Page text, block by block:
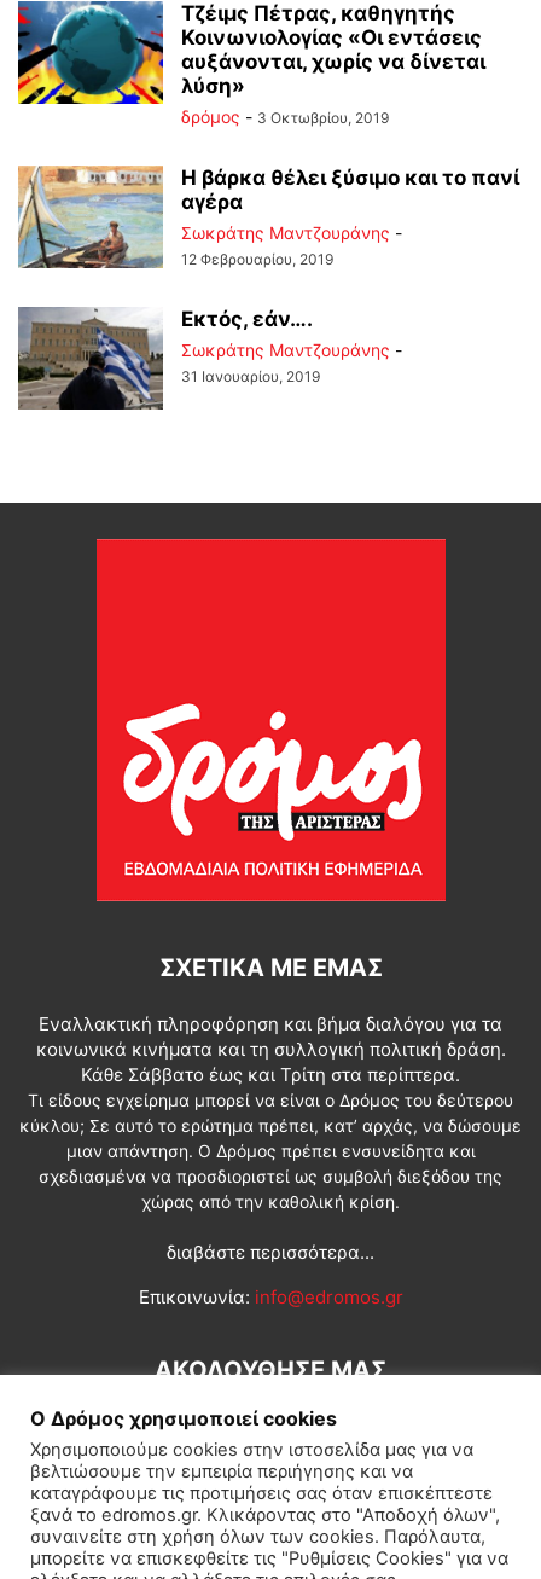
Τζέιμς Πέτρας, καθηγητής
Κοινωνιολογίας «Οι εντάσεις
αυξάνονται, χωρίς να δίνεται
λύση»
δρόμος - 3 Οκτωβρίου, 2019
Η βάρκα θέλει ξύσιμο και το πανί
αγέρα
Σωκράτης Μαντζουράνης -
12 Φεβρουαρίου, 2019
Εκτός, εάν….
Σωκράτης Μαντζουράνης -
31 Ιανουαρίου, 2019
ΣΧΕΤΙΚΆ ΜΕ ΕΜΆΣ
Εναλλακτική πληροφόρηση και βήμα διαλόγου για τα
κοινωνικά κινήματα και τη συλλογική πολιτική δράση.
Κάθε Σάββατο έως και Τρίτη στα περίπτερα.
Τι είδους εγχείρημα μπορεί να είναι ο Δρόμος του δεύτερου
κύκλου; Σε αυτό το ερώτημα πρέπει, κατ’ αρχάς, να δώσουμε
μιαν απάντηση. Ο Δρόμος πρέπει ενσυνείδητα και
σχεδιασμένα να προσδιοριστεί ως συμβολή διεξόδου της
χώρας από την καθολική κρίση.
διαβάστε περισσότερα...
Επικοινωνία: info@edromos.gr
ΑΚΟΛΟΥΘΗΣΕ ΜΑΣ
Εγγραφή συνδρομητή Πολιτική Διεθνή Κοινωνία
Ο Δρόμος χρησιμοποιεί cookies
Χρησιμοποιούμε cookies στην ιστοσελίδα μας για να
βελτιώσουμε την εμπειρία περιήγησης και να
καταγράφουμε τις προτιμήσεις σας όταν επισκέπτεστε
ξανά το edromos.gr. Κλικάροντας στο "Αποδοχή όλων",
συναινείτε στη χρήση όλων των cookies. Παρόλαυτα,
μπορείτε να επισκεφθείτε τις "Ρυθμίσεις Cookies" για να